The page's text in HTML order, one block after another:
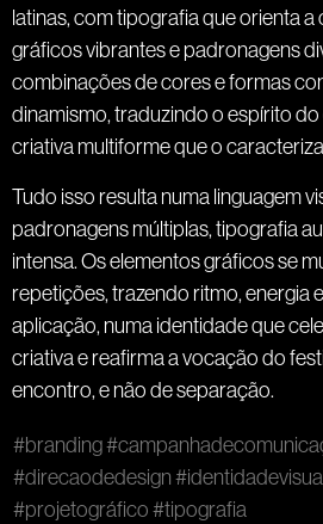
latinas, com tipografia que orienta
gráficos vibrantes e padronagens
combinações de cores e formas
dinamismo, traduzindo o espírito
criativa multiforme que o
Tudo isso resulta numa linguagem
padronagens múltiplas, tipografia
intensa. Os elementos gráficos se
repetições, trazendo ritmo, energia
aplicação, numa identidade que
criativa e reafirma a vocação do
encontro, e não de separação.
#branding
#direcaodedesign #identidadevisual
#projetográfico #tipografia